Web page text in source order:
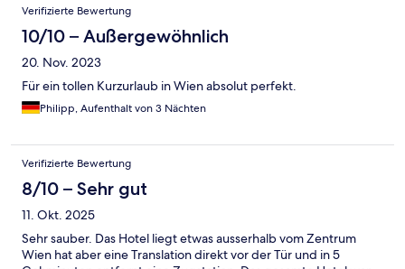
Verifizierte Bewertung
10/10 – Außergewöhnlich
20. Nov. 2023
Für ein tollen Kurzurlaub in Wien absolut perfekt.
Philipp, Aufenthalt von 3 Nächten
Verifizierte Bewertung
8/10 – Sehr gut
11. Okt. 2025
Sehr sauber. Das Hotel liegt etwas ausserhalb vom Zentrum
Wien hat aber eine Translation direkt vor der Tür und in 5